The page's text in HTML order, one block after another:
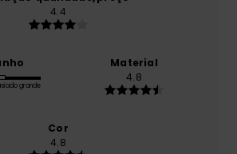
4.4
grande
Material
4.8
Cor
4.8